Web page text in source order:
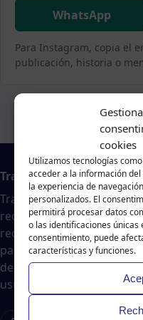
cookies
Utilizamos tecnologías
acceder a la información
la experiencia de
personalizados. El
permitirá procesar datos
o las identificaciones
consentimiento, puede
características y funciones.
WhatsApp
Para Instagram, copia el
publicación, historia o
Trabajo en A Coruña
Traballar na costa es un
recopiladas de páginas
redes sociales,
particulares, no nos
del contenido ni de la
usuarios deberán valorar